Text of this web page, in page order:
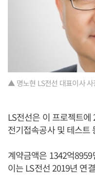
▲ 명노현 LS전선 대표이사 사
LS전선은 이 프로젝트
전기접속공사 및 테스트
계약금액은 1342억
이는 LS전선 2019년 연